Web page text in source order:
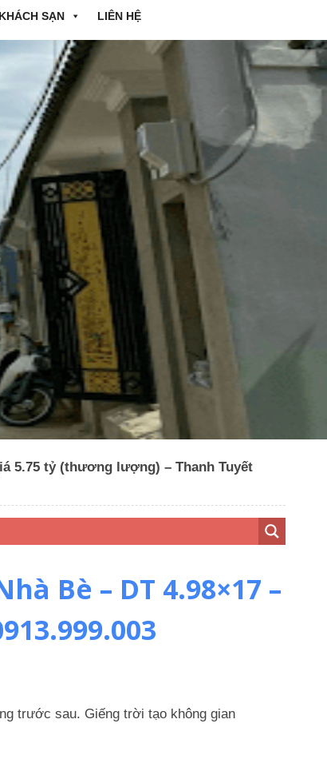
KHÁCH SẠN LIÊN HỆ
5.75 tỷ (thương lượng) – Thanh Tuyết
Bè – DT 4.98×17 –
trước sau. Giếng trời tạo không gian